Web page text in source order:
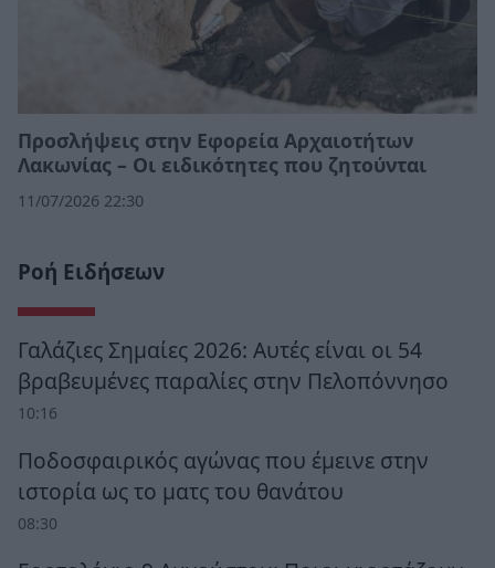
Προσλήψεις στην Εφορεία Αρχαιοτήτων
Λακωνίας – Οι ειδικότητες που ζητούνται
11/07/2026 22:30
Ροή Ειδήσεων
Γαλάζιες Σημαίες 2026: Αυτές είναι οι 54
βραβευμένες παραλίες στην Πελοπόννησο
10:16
Ποδοσφαιρικός αγώνας που έμεινε στην
ιστορία ως το ματς του θανάτου
08:30